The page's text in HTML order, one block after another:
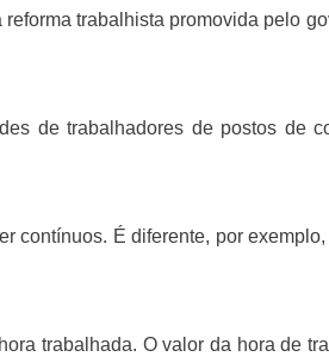
trabalhista promovida pelo
de trabalhadores de postos de
contínuos. É diferente, por
trabalhada. O valor da hora de